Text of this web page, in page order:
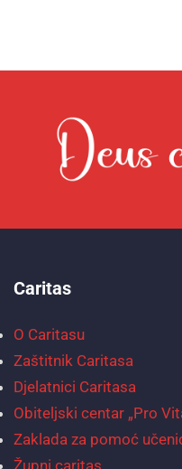
Caritas
O Caritasu
Zaštitnik Caritasa
Djelatnici Caritasa
Obiteljski centar „Pro
Zaklada za pomoć
Župni caritas